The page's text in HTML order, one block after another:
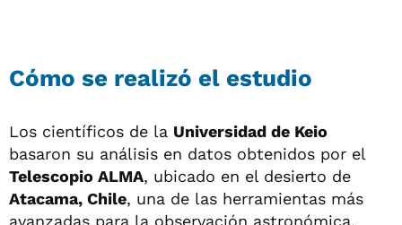
Cómo se realizó el estudio
Los científicos de la Universidad de Keio
basaron su análisis en datos obtenidos por el
Telescopio ALMA, ubicado en el desierto de
Atacama, Chile, una de las herramientas más
avanzadas para la observación astronómica.